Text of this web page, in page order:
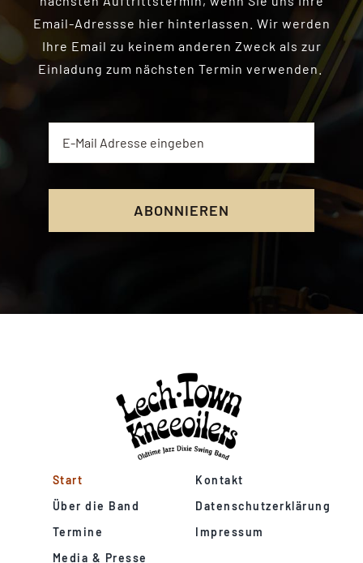
nächsten Auftrittstermin, wenn Sie uns Ihre
Email- Adressse hier hinterlassen. Wir werden
Ihre Email zu keinem anderen Zweck als zur
Einladung zum nächsten Termin verwenden.
ABONNIEREN
Start
Über die Band
Termine
Kontakt
Datenschutzerklärung
Impressum